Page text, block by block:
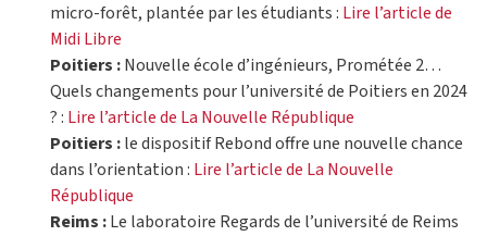
micro-forêt, plantée par les étudiants : Lire l’article de
Midi Libre
Poitiers :Nouvelle école d’ingénieurs, Prométée 2…
Quels changements pour l’université de Poitiers en 2024
? : Lire l’article de La Nouvelle République
Poitiers :le dispositif Rebond offre une nouvelle chance
dans l’orientation : Lire l’article de La Nouvelle
République
Reims :Le laboratoire Regards de l’université de Reims